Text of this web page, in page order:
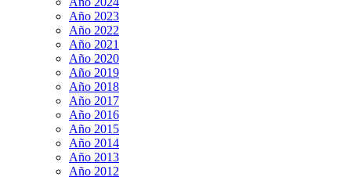
Año 2023
Año 2022
Año 2021
Año 2020
Año 2019
Año 2018
Año 2017
Año 2016
Año 2015
Año 2014
Año 2013
Año 2012